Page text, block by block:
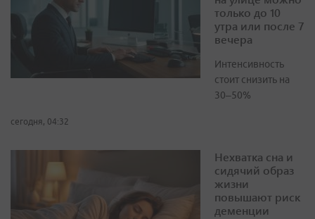
только до 10
утра или после 7
вечера
Интенсивность
стоит снизить на
30–50%
сегодня, 04:32
Нехватка сна и
сидячий образ
жизни
повышают риск
деменции